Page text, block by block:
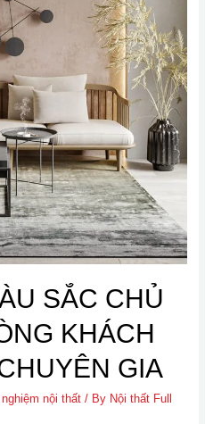
SẮC CHỦ
KHÁCH
GIA
nghiệm nội thất/ By Nội thất Full